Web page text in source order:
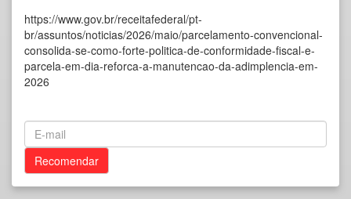
https://www.gov.br/receitafederal/pt-
br/assuntos/noticias/2026/maio/parcelamento-convencional-
consolida-se-como-forte-politica-de-conformidade-fiscal-e-
parcela-em-dia-reforca-a-manutencao-da-adimplencia-em-
2026